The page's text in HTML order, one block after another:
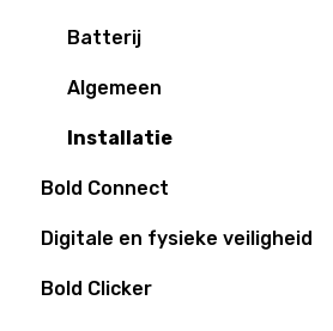
Populaire functies
Batterij
Algemeen
Installatie
Bold Connect
Bold Connect
Bold Controller
Digitale en fysieke veiligheid
Bold Clicker